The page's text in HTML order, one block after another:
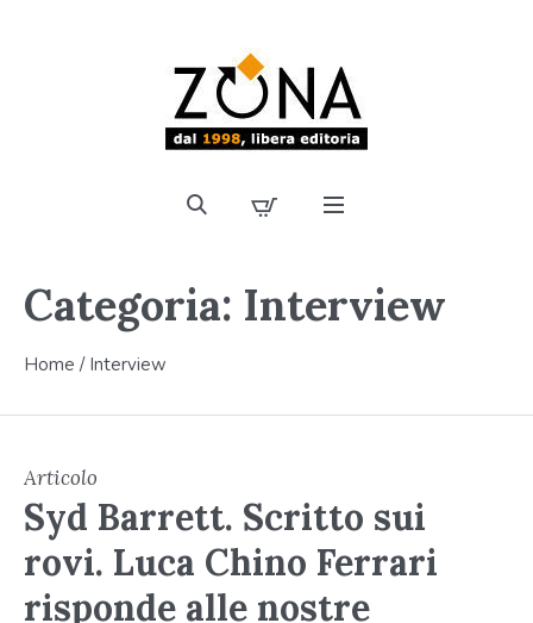
Categoria: Interview
Home / Interview
Articolo
Syd Barrett. Scritto sui
rovi. Luca Chino Ferrari
risponde alle nostre